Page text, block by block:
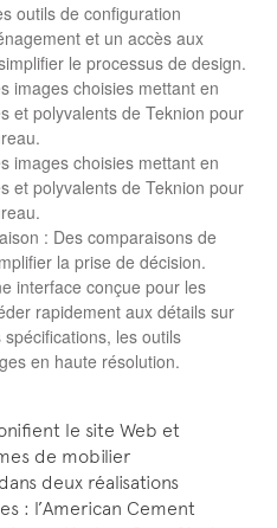
outils de configuration
et un accès aux
le processus de design.
images choisies mettant en
et polyvalents de Teknion pour
images choisies mettant en
et polyvalents de Teknion pour
: Des comparaisons de
la prise de décision.
interface conçue pour les
rapidement aux détails sur
les outils
en haute résolution.
le site Web et
de mobilier
deux réalisations
: l’American Cement